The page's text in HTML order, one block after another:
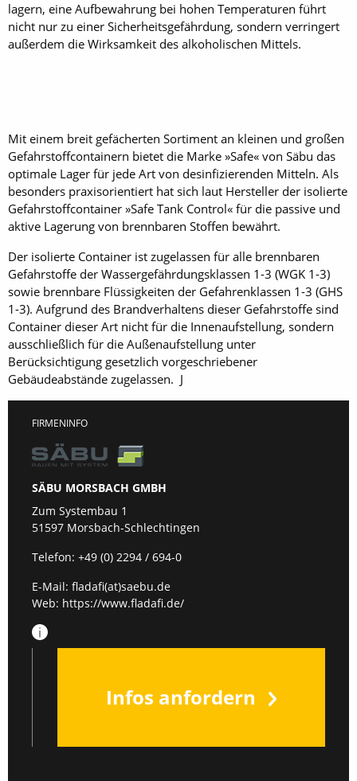
lagern, eine Aufbewahrung bei hohen Temperaturen führt
nicht nur zu einer Sicherheitsgefährdung, sondern verringert
außerdem die Wirksamkeit des alkoholischen Mittels.
Mit einem breit gefächerten Sortiment an kleinen und großen
Gefahrstoffcontainern bietet die Marke »Safe« von Säbu das
optimale Lager für jede Art von desinfizierenden Mitteln. Als
besonders praxisorientiert hat sich laut Hersteller der isolierte
Gefahrstoffcontainer »Safe Tank Control« für die passive und
aktive Lagerung von brennbaren Stoffen bewährt.
Der isolierte Container ist zugelassen für alle brennbaren
Gefahrstoffe der Wassergefährdungsklassen 1-3 (WGK 1-3)
sowie brennbare Flüssigkeiten der Gefahrenklassen 1-3 (GHS
1-3). Aufgrund des Brandverhaltens dieser Gefahrstoffe sind
Container dieser Art nicht für die Innenaufstellung, sondern
ausschließlich für die Außenaufstellung unter
Berücksichtigung gesetzlich vorgeschriebener
Gebäudeabstände zugelassen. J
FIRMENINFO
SÄBU MORSBACH GMBH
Zum Systembau 1
51597 Morsbach-Schlechtingen
Telefon: +49 (0) 2294 / 694-0
E-Mail: fladafi(at)saebu.de
Web: https://www.fladafi.de/
Infos anfordern